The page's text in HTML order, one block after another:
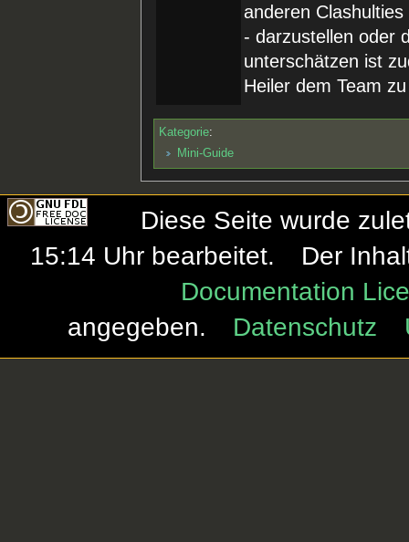
anderen
- darzustellen oder
unterschätzen ist
Heiler dem Team
Kategorie:
Mini-Guide
Diese Seite wurde
15:14 Uhr bearbeitet.
Der
Documentation
angegeben.
Datenschutz